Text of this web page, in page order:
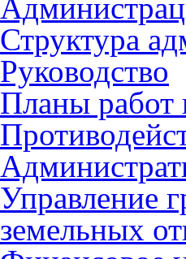
Структура
Руководство
Планы работ
Управление
земельных